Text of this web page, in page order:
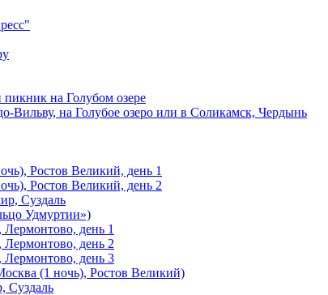
пикник на Голубом озере
Вильву, на Голубое озеро или в Соликамск, Чердынь
Ростов Великий, день 1
Ростов Великий, день 2
Суздаль
Удмуртии»)
день 1
день 2
день 3
(1 ночь), Ростов Великий)
Суздаль